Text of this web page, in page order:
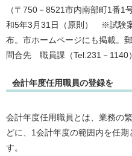
（〒750－8521市内南部町1番
和5年3月31日（原則） ※試験
布。市ホームページにも掲載。
問合先 職員課（Tel.231－1140）
会計年度任用職員の登録を
会計年度任用職員とは、業務の
どに、1会計年度の範囲内を任
す。